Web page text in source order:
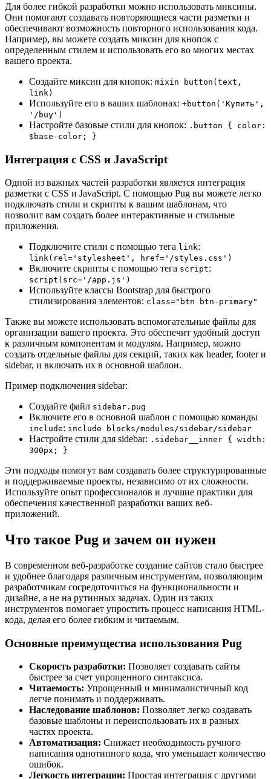
Для более гибкой разработки можно использовать миксины.
Они помогают создавать повторяющиеся части разметки и
обеспечивают возможность повторного использования кода.
Например, вы можете создать миксин для кнопок с
определенным стилем и использовать его во многих местах
вашего проекта.
Создайте миксин для кнопок: mixin button(text,
link)
Используйте его в ваших шаблонах: +button('Купить',
'/buy')
Настройте базовые стили для кнопок: .button { color:
$base-color; }
Интеграция с CSS и JavaScript
Одной из важных частей разработки является интеграция
разметки с CSS и JavaScript. С помощью Pug вы можете легко
подключать стили и скрипты к вашим шаблонам, что
позволит вам создать более интерактивные и стильные
приложения.
Подключите стили с помощью тега link:
link(rel='stylesheet', href='/styles.css')
Включите скрипты с помощью тега script:
script(src='/app.js')
Используйте классы Bootstrap для быстрого
стилизирования элементов: class="btn btn-primary"
Также вы можете использовать вспомогательные файлы для
организации вашего проекта. Это обеспечит удобный доступ
к различным компонентам и модулям. Например, можно
создать отдельные файлы для секций, таких как header, footer и
sidebar, и включать их в основной шаблон.
Пример подключения sidebar:
Создайте файл sidebar.pug
Включите его в основной шаблон с помощью команды
include: include blocks/modules/sidebar/sidebar
Настройте стили для sidebar: .sidebar__inner { width:
300px; }
Эти подходы помогут вам создавать более структурированные
и поддерживаемые проекты, независимо от их сложности.
Используйте опыт профессионалов и лучшие практики для
обеспечения качественной разработки ваших веб-
приложений.
Что такое Pug и зачем он нужен
В современном веб-разработке создание сайтов стало быстрее
и удобнее благодаря различным инструментам, позволяющим
разработчикам сосредоточиться на функциональности и
дизайне, а не на рутинных задачах. Один из таких
инструментов помогает упростить процесс написания HTML-
кода, делая его более гибким и читаемым.
Основные преимущества использования Pug
Скорость разработки: Позволяет создавать сайты
быстрее за счет упрощенного синтаксиса.
Читаемость: Упрощенный и минималистичный код
легче понимать и поддерживать.
Наследование шаблонов: Позволяет легко создавать
базовые шаблоны и переиспользовать их в разных
частях проекта.
Автоматизация: Снижает необходимость ручного
написания однотипного кода, что уменьшает количество
ошибок.
Легкость интеграции: Простая интеграция с другими